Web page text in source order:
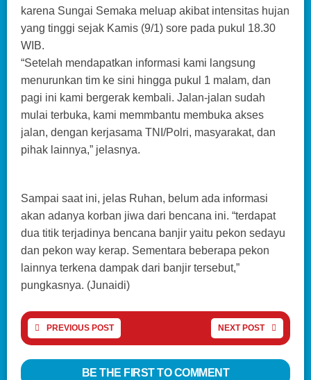
karena Sungai Semaka meluap akibat intensitas hujan
yang tinggi sejak Kamis (9/1) sore pada pukul 18.30
WIB.
“Setelah mendapatkan informasi kami langsung
menurunkan tim ke sini hingga pukul 1 malam, dan
pagi ini kami bergerak kembali. Jalan-jalan sudah
mulai terbuka, kami memmbantu membuka akses
jalan, dengan kerjasama TNI/Polri, masyarakat, dan
pihak lainnya,” jelasnya.
Sampai saat ini, jelas Ruhan, belum ada informasi
akan adanya korban jiwa dari bencana ini. “terdapat
dua titik terjadinya bencana banjir yaitu pekon sedayu
dan pekon way kerap. Sementara beberapa pekon
lainnya terkena dampak dari banjir tersebut,”
pungkasnya. (Junaidi)
PREVIOUS POST NEXT POST
BE THE FIRST TO COMMENT